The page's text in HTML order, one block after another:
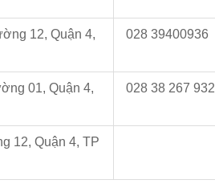
12, Quận 4,
028 39400936
01, Quận 4,
028 38 267 932
12, Quận 4, TP